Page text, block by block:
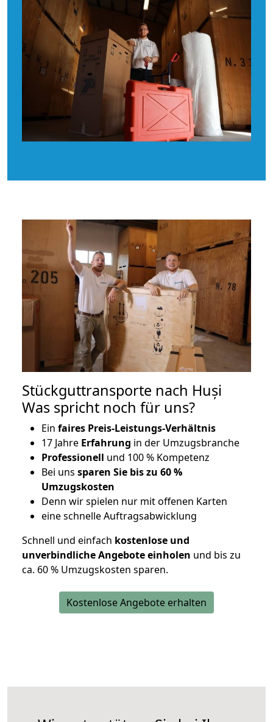
Stückguttransporte nach Huși
Was spricht noch für uns?
Ein faires Preis-Leistungs-Verhältnis
17 Jahre Erfahrung in der Umzugsbranche
Professionell und 100 % Kompetenz
Bei uns sparen Sie bis zu 60 %
Umzugskosten
Denn wir spielen nur mit offenen Karten
eine schnelle Auftragsabwicklung
Schnell und einfach kostenlose und
unverbindliche Angebote einholen und bis zu
ca. 60 % Umzugskosten sparen.
Kostenlose Angebote erhalten